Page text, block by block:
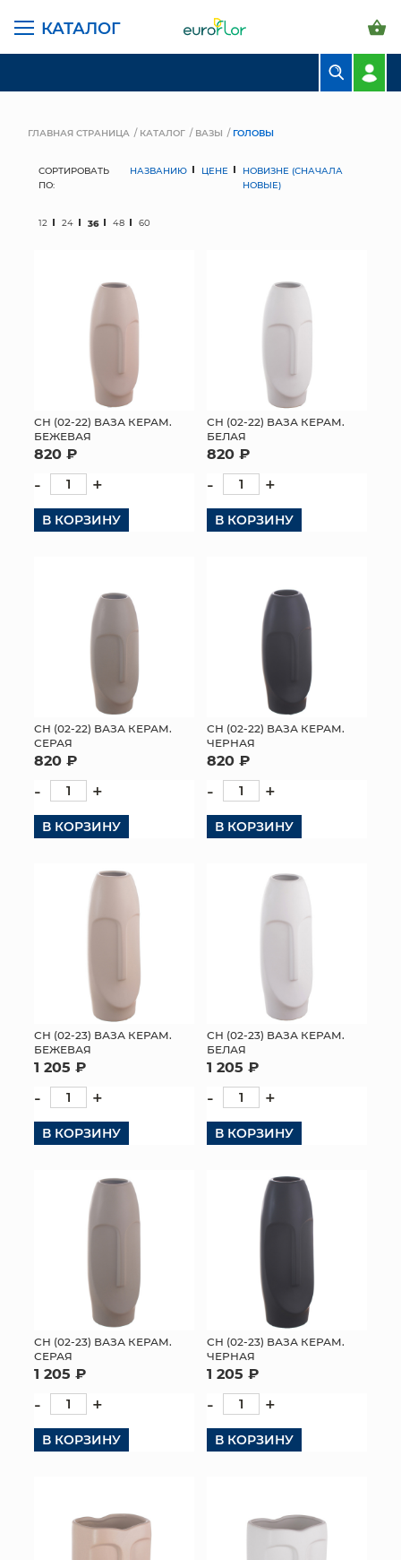
КАТАЛОГ
ГРУНТЫ И УДОБРЕНИЯ
МЯГКИЕ ИГРУШКИ
КОРЗИНЫ
ЯЩИКИ
ОПТОВЫМ КЛИЕНТАМ
ДОСТАВКА И ОПЛАТА
КОНТАКТЫ
ГЛАВНАЯ СТРАНИЦА КАТАЛОГ ВАЗЫ ГОЛОВЫ
СОРТИРОВАТЬ
ПО:
НАЗВАНИЮ ЦЕНЕ
НОВИЗНЕ (СНАЧАЛА
НОВЫЕ)
12 24 36 48 60
СН (02-22) ВАЗА КЕРАМ.
БЕЖЕВАЯ
820 ₽
- +
В КОРЗИНУ
СН (02-22) ВАЗА КЕРАМ.
БЕЛАЯ
820 ₽
- +
В КОРЗИНУ
СН (02-22) ВАЗА КЕРАМ.
СЕРАЯ
820 ₽
- +
В КОРЗИНУ
СН (02-22) ВАЗА КЕРАМ.
ЧЕРНАЯ
820 ₽
- +
В КОРЗИНУ
СН (02-23) ВАЗА КЕРАМ.
БЕЖЕВАЯ
1 205 ₽
- +
В КОРЗИНУ
СН (02-23) ВАЗА КЕРАМ.
БЕЛАЯ
1 205 ₽
- +
В КОРЗИНУ
СН (02-23) ВАЗА КЕРАМ.
СЕРАЯ
1 205 ₽
- +
В КОРЗИНУ
СН (02-23) ВАЗА КЕРАМ.
ЧЕРНАЯ
1 205 ₽
- +
В КОРЗИНУ